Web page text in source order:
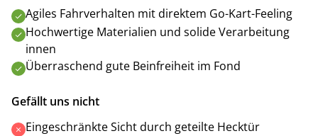
Agiles Fahrverhalten mit direktem Go-Kart-Feeling
Hochwertige Materialien und solide Verarbeitung
innen
Überraschend gute Beinfreiheit im Fond
Gefällt uns nicht
Eingeschränkte Sicht durch geteilte Hecktür